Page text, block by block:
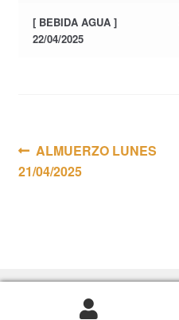
[ BEBIDA AGUA ]
22/04/2025
Navegación
de
Anterior:
ALMUERZO LUNES
21/04/2025